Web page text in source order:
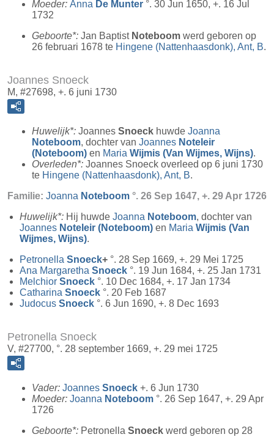
Moeder: Anna De Munter °. 30 Jun 1650, +. 16 Jul
1732
Geboorte*: Jan Baptist Noteboom werd geboren op
26 februari 1678 te Hingene (Nattenhaasdonk), Ant, B.
Joannes Snoeck
M, #27698, +. 6 juni 1730
Huwelijk*: Joannes Snoeck huwde Joanna
Noteboom, dochter van Joannes Noteleir
(Noteboom) en Maria Wijmis (Van Wijmes, Wijns).
Overleden*: Joannes Snoeck overleed op 6 juni 1730
te Hingene (Nattenhaasdonk), Ant, B.
Familie: Joanna Noteboom °. 26 Sep 1647, +. 29 Apr 1726
Huwelijk*: Hij huwde Joanna Noteboom, dochter van
Joannes Noteleir (Noteboom) en Maria Wijmis (Van
Wijmes, Wijns).
Petronella Snoeck+ °. 28 Sep 1669, +. 29 Mei 1725
Ana Margaretha Snoeck °. 19 Jun 1684, +. 25 Jan 1731
Melchior Snoeck °. 10 Dec 1684, +. 17 Jan 1734
Catharina Snoeck °. 20 Feb 1687
Judocus Snoeck °. 6 Jun 1690, +. 8 Dec 1693
Petronella Snoeck
V, #27700, °. 28 september 1669, +. 29 mei 1725
Vader: Joannes Snoeck +. 6 Jun 1730
Moeder: Joanna Noteboom °. 26 Sep 1647, +. 29 Apr
1726
Geboorte*: Petronella Snoeck werd geboren op 28